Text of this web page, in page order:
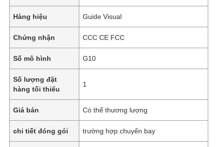
Hàng hiệu Guide Visual
Chứng nhận CCC CE FCC
Số mô hình G10
Số lượng đặt
hàng tối thiểu
1
Giá bán Có thể thương lượng
chi tiết đóng gói trường hợp chuyến bay